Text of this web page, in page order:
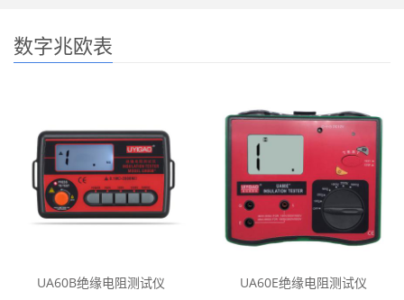
数字兆欧表
UA60B绝缘电阻测试仪 UA60E绝缘电阻测试仪